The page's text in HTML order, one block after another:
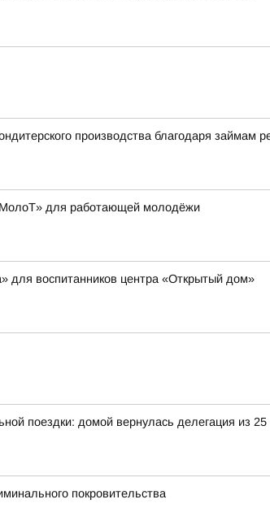
производства благодаря займам
для работающей молодёжи
для воспитанников центра «Открытый дом»
поездки: домой вернулась делегация из
покровительства